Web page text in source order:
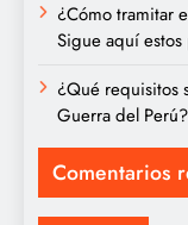
¿Cómo tramitar
Sigue aquí estos
¿Qué requisitos
Guerra del Perú?
Comentarios